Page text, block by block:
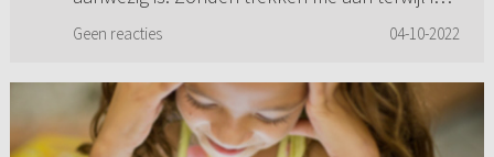
Geen reacties 04-10-2022